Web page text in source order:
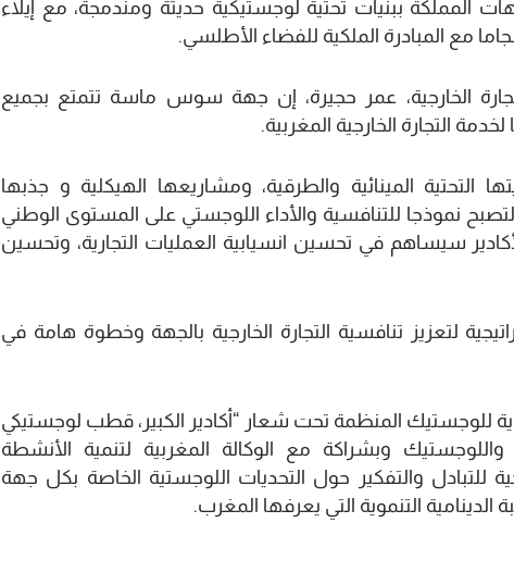
المملكة ببنيات تحتية لوجستيكية حديثة ومندمجة، مع إيلاء
مع المبادرة الملكية للفضاء الأطلسي.
الخارجية، عمر حجيرة، إن جهة سوس ماسة تتمتع بجميع
التجارة الخارجية المغربية.
المينائية والطرقية، ومشاريعها الهيكلية و جذبها
نموذجا للتنافسية والأداء اللوجستي على المستوى الوطني
سيساهم في تحسين انسيابية العمليات التجارية، وتحسين
لتعزيز تنافسية التجارة الخارجية بالجهة وخطوة هامة في
للوجستيك المنظمة تحت شعار “أكادير الكبير، قطب لوجستيكي
وبشراكة مع الوكالة المغربية لتنمية الأنشطة
للتبادل والتفكير حول التحديات اللوجستية الخاصة بكل جهة
التنموية التي يعرفها المغرب.